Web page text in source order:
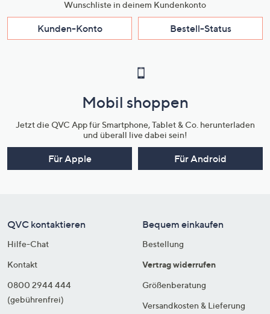
Wunschliste in deinem Kundenkonto
Kunden-Konto Bestell-Status
Mobil shoppen
Jetzt die QVC App für Smartphone, Tablet & Co. herunterladen
und überall live dabei sein!
Für Apple Für Android
QVC kontaktieren
Hilfe-Chat
Kontakt
0800 2944 444
(gebührenfrei)
Bequem einkaufen
Bestellung
Vertrag widerrufen
Größenberatung
Versandkosten & Lieferung